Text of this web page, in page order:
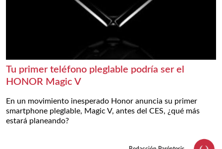
Tu primer teléfono pleglable podría ser el
HONOR Magic V
En un movimiento inesperado Honor anuncia su primer
smartphone pleglable, Magic V, antes del CES, ¿qué más
estará planeando?